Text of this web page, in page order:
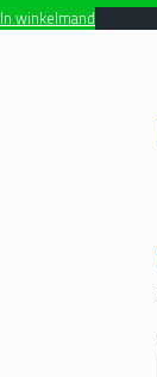
In winkelmand